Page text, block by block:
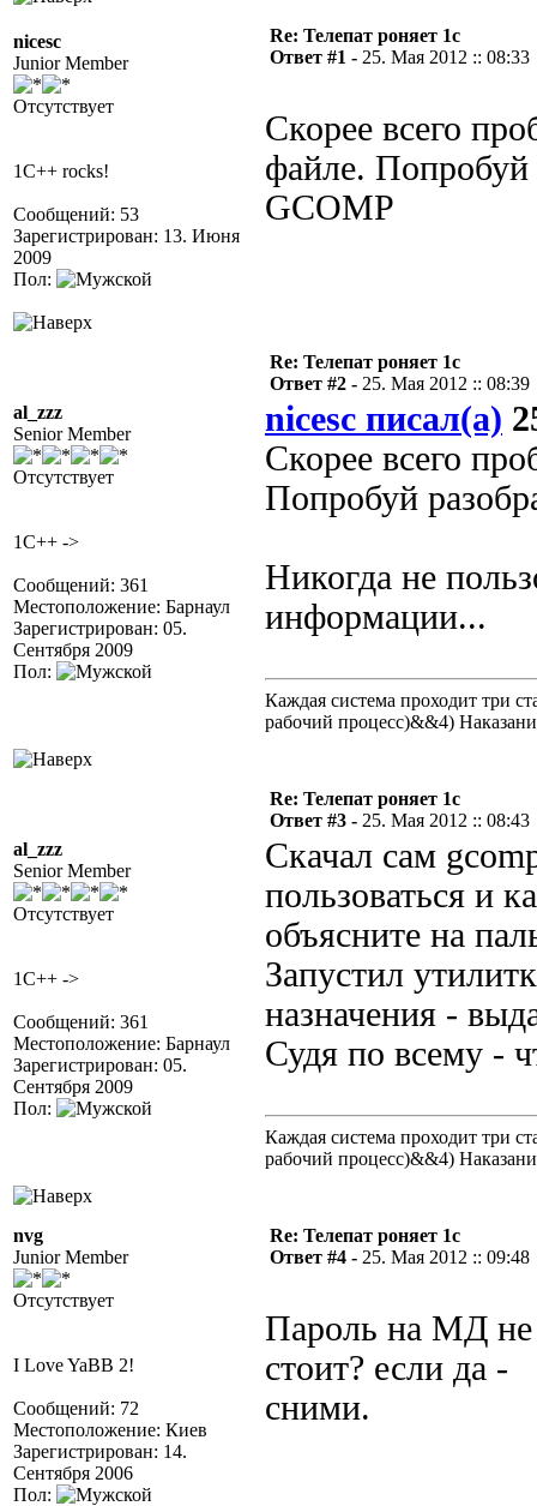
nicesc
Junior Member
Отсутствует
1C++ rocks!
Сообщений: 53
Зарегистрирован: 13. Июня
2009
Пол:
Re: Телепат роняет 1с
Ответ #1 - 25. Мая 2012 :: 08:33
Скорее всего
файле. Попробуй
GCOMP
al_zzz
Senior Member
Отсутствует
1C++ ->
Сообщений: 361
Местоположение: Барнаул
Зарегистрирован: 05.
Сентября 2009
Пол:
Re: Телепат роняет 1с
Ответ #2 - 25. Мая 2012 :: 08:39
nicesc писал(а)
Скорее всего
Попробуй
Никогда не
информации...
Каждая система проходит три
рабочий процесс)&&4)
al_zzz
Senior Member
Отсутствует
1C++ ->
Сообщений: 361
Местоположение: Барнаул
Зарегистрирован: 05.
Сентября 2009
Пол:
Re: Телепат роняет 1с
Ответ #3 - 25. Мая 2012 :: 08:43
Скачал сам
пользоваться и
объясните на
Запустил
назначения -
Судя по всему -
Каждая система проходит три
рабочий процесс)&&4)
nvg
Junior Member
Отсутствует
I Love YaBB 2!
Сообщений: 72
Местоположение: Киев
Зарегистрирован: 14.
Сентября 2006
Пол:
Re: Телепат роняет 1с
Ответ #4 - 25. Мая 2012 :: 09:48
Пароль на МД не
стоит? если да -
сними.